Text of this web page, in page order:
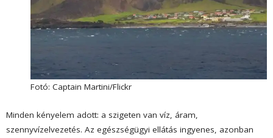
Fotó: Captain Martini/Flickr
Minden kényelem adott: a szigeten van víz, áram,
szennyvízelvezetés. Az egészségügyi ellátás ingyenes, azonban